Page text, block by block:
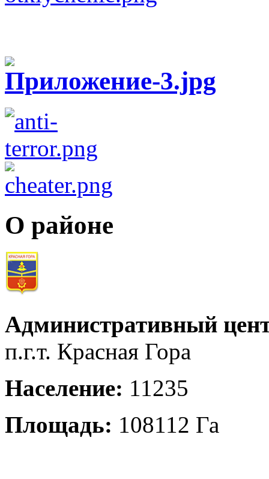
О районе
Административный
п.г.т. Красная Гора
Население: 11235
Площадь: 108112 Га